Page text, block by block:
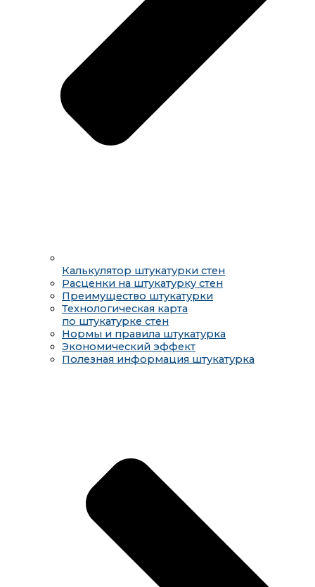
Калькулятор штукатурки стен
Расценки на штукатурку стен
Преимущество штукатурки
Технологическая карта
по штукатурке стен
Нормы и правила штукатурка
Экономический эффект
Полезная информация штукатурка